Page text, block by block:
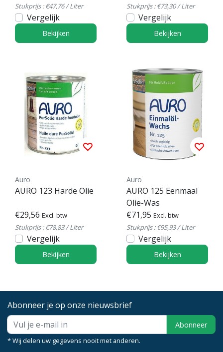
Stukprijs : €47,76 / Liter
Vergelijk
Bekijken
Stukprijs : €73,30 / Liter
Vergelijk
Bekijken
Auro
AURO 123 Harde Olie
€29,56 Excl. btw
Stukprijs : €78,83 / Liter
Vergelijk
Bekijken
Auro
AURO 125 Eenmaal
Olie-Was
€71,95 Excl. btw
Stukprijs : €95,93 / Liter
Vergelijk
Bekijken
Abonneer je op onze nieuwsbrief
Abonneer
* Wij delen uw gegevens nooit met anderen.